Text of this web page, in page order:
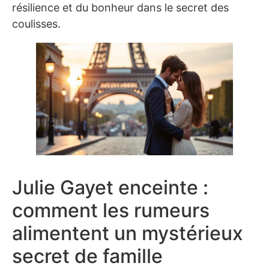
résilience et du bonheur dans le secret des
coulisses.
Julie Gayet enceinte :
comment les rumeurs
alimentent un mystérieux
secret de famille